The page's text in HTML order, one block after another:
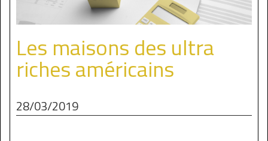
Les maisons des ultra
riches américains
28/03/2019